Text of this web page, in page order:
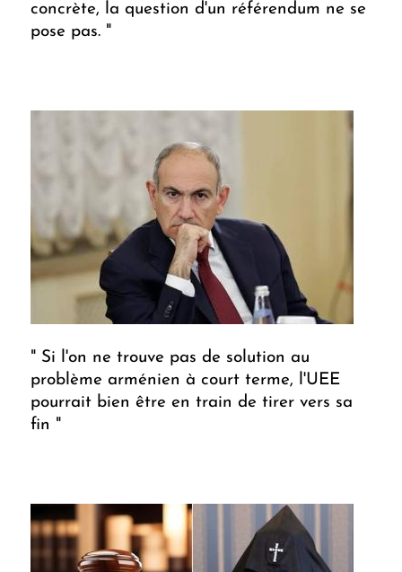
concrète, la question d'un référendum ne se
pose pas. "
" Si l'on ne trouve pas de solution au
problème arménien à court terme, l'UEE
pourrait bien être en train de tirer vers sa
fin "